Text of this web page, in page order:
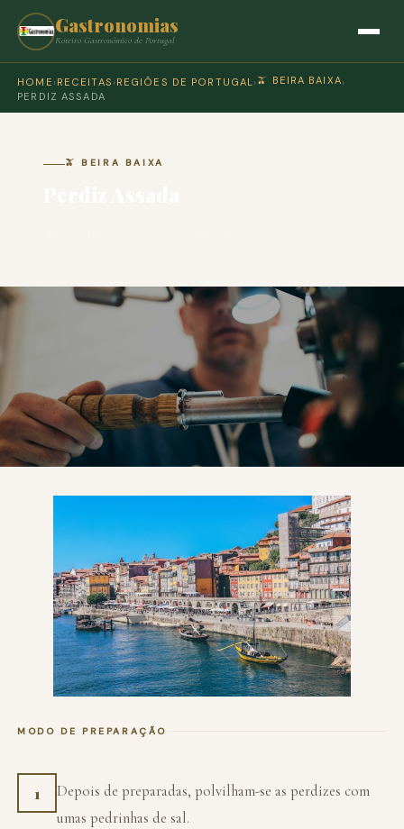
Gastronomias
Roteiro Gastronómico de Portugal
HOME › RECEITAS › REGIÕES DE PORTUGAL › 🫒 BEIRA BAIXA›
PERDIZ ASSADA
🫒 BEIRA BAIXA
MODO DE PREPARAÇÃO
1
Depois de preparadas, polvilham-se as perdizes com
umas pedrinhas de sal.